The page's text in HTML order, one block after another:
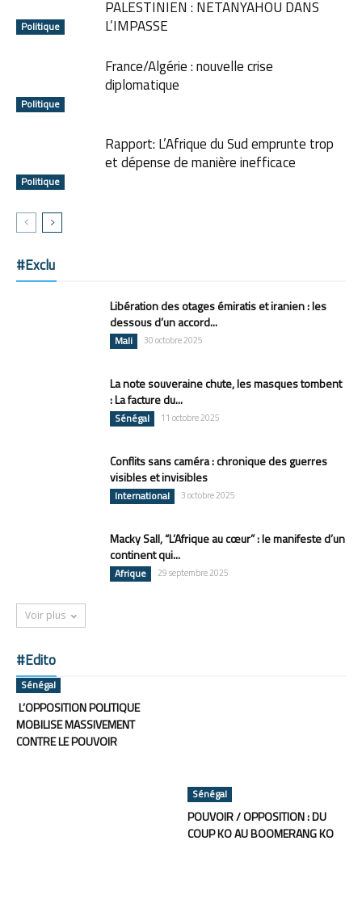
Politique
PALESTINIEN : NETANYAHOU DANS
L’IMPASSE
Politique
France/Algérie : nouvelle crise
diplomatique
Politique
Rapport: L’Afrique du Sud emprunte trop
et dépense de manière inefficace
#Exclu
Libération des otages émiratis et iranien : les
dessous d’un accord...
Mali 30 octobre 2025
La note souveraine chute, les masques tombent
: La facture du...
Sénégal 11 octobre 2025
Conflits sans caméra : chronique des guerres
visibles et invisibles
International 3 octobre 2025
Macky Sall, “L’Afrique au cœur” : le manifeste d’un
continent qui...
Afrique 29 septembre 2025
Voir plus
#Edito
Sénégal
L’OPPOSITION POLITIQUE
MOBILISE MASSIVEMENT
CONTRE LE POUVOIR
Sénégal
POUVOIR / OPPOSITION : DU
COUP KO AU BOOMERANG KO